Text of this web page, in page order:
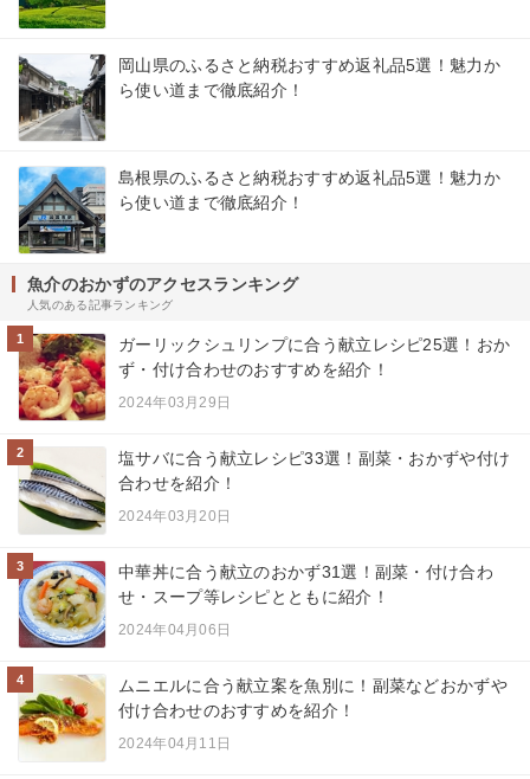
岡山県のふるさと納税おすすめ返礼品5選！魅力か
ら使い道まで徹底紹介！
島根県のふるさと納税おすすめ返礼品5選！魅力か
ら使い道まで徹底紹介！
魚介のおかずのアクセスランキング
人気のある記事ランキング
1
ガーリックシュリンプに合う献立レシピ25選！おか
ず・付け合わせのおすすめを紹介！
2024年03月29日
2
塩サバに合う献立レシピ33選！副菜・おかずや付け
合わせを紹介！
2024年03月20日
3
中華丼に合う献立のおかず31選！副菜・付け合わ
せ・スープ等レシピとともに紹介！
2024年04月06日
4
ムニエルに合う献立案を魚別に！副菜などおかずや
付け合わせのおすすめを紹介！
2024年04月11日